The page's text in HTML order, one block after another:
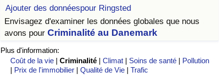
Ajouter des donnéespour Ringsted
Envisagez d'examiner les données globales que nous
avons pour Criminalité au Danemark
Plus d'information:
Coût de la vie |Criminalité |Climat | Soins de santé | Pollution
| Prix de l'immobilier |Qualité de Vie |Trafic
Indice du Coût de la Vie
Indice du coût de la vie par pays
à Akaba
Indice des Prix de l'immobilier
Indice des Prix de l'immobilier par Pays
Indice de Qualité de Vie (Actuel)
Indice de qualité de vie par pays
Criminalité